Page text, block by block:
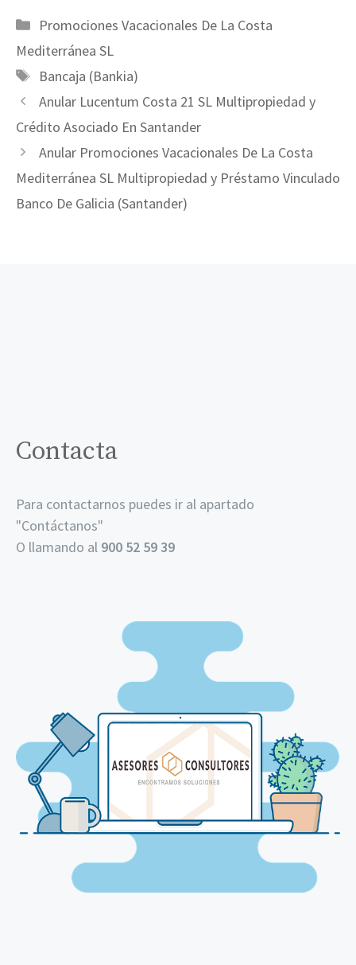
Categorías
Promociones Vacacionales De La Costa
Mediterránea SL
Etiquetas
Bancaja (Bankia)
Anular Lucentum Costa 21 SL Multipropiedad y
Crédito Asociado En Santander
Anular Promociones Vacacionales De La Costa
Mediterránea SL Multipropiedad y Préstamo Vinculado
Banco De Galicia (Santander)
Contacta
Para contactarnos puedes ir al apartado
"Contáctanos"
O llamando al 900 52 59 39